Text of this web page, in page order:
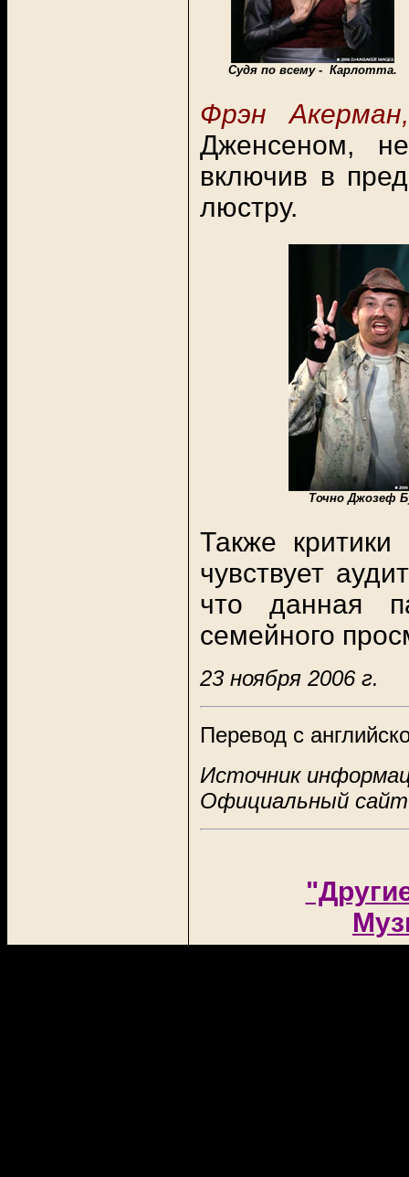
Судя по всему - Карлотта.
Фрэн
Дженсеном,
включив в
люстру.
Точно Джозеф
Также
чувствует
что данная
семейного
23 ноября 2006 г.
Перевод с
Источник
Официальный